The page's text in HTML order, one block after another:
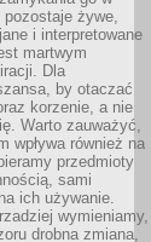
żywe,
i interpretowane
martwym
Dla
by otaczać
korzenie, a nie
Warto zauważyć,
wpływa również na
przedmioty
sami
ich używanie.
wymieniamy,
drobna zmiana,